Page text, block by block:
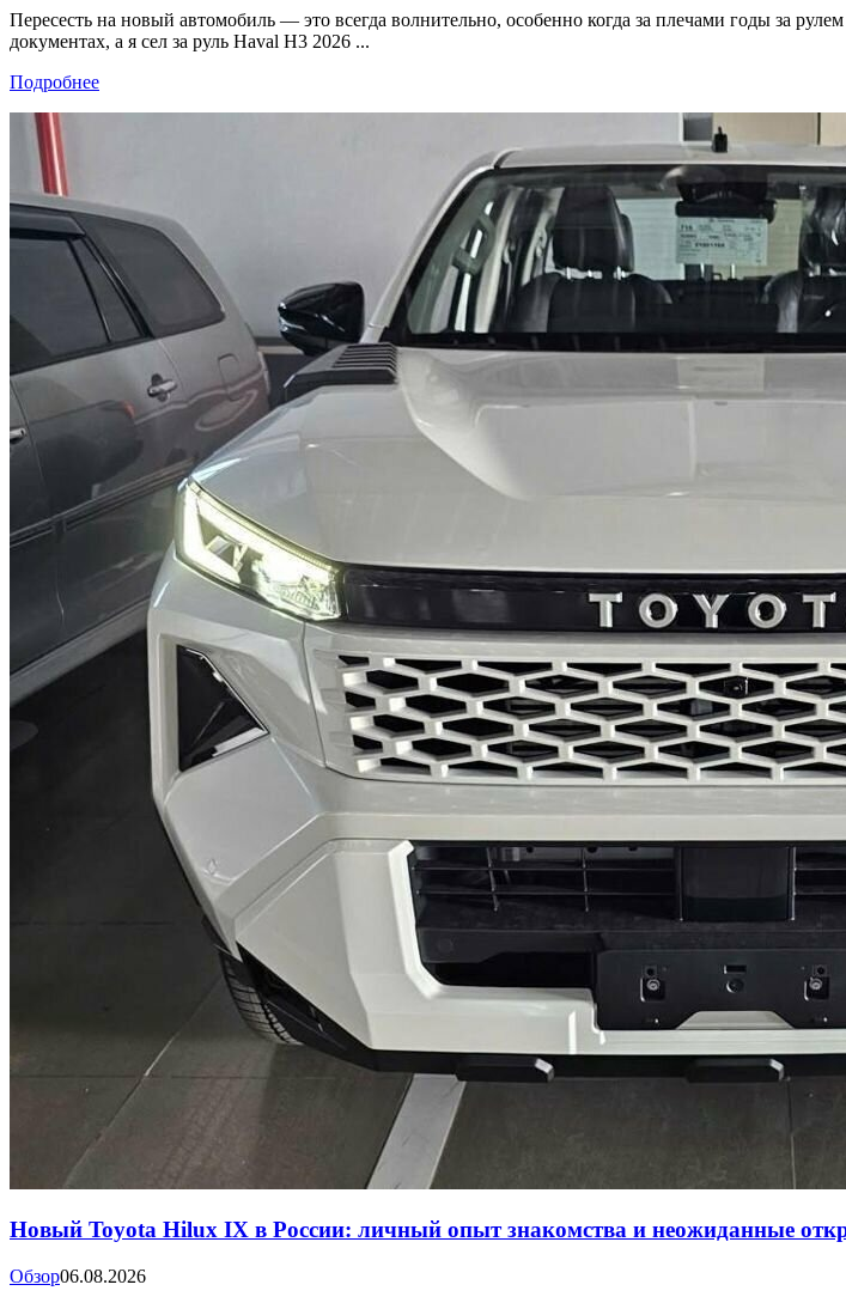
Пересесть на новый автомобиль — это всегда волнительно, особенно когда за плечами годы за
документах, а я сел за руль Haval H3 2026 ...
Подробнее
Новый Toyota Hilux IX в России: личный опыт знакомства и неожиданные
Обзор06.08.2026